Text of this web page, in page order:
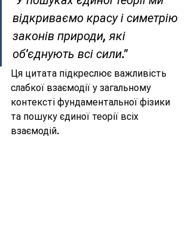
відкриваємо красу і симетрію
законів природи, які
об'єднують всі сили."
Ця цитата підкреслює важливість
слабкої взаємодії у загальному
контексті фундаментальної фізики
та пошуку єдиної теорії всіх
взаємодій.